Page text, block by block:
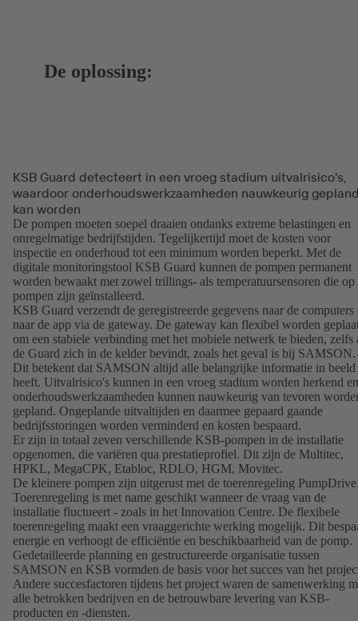
De oplossing:
KSB Guard detecteert in een vroeg stadium uitvalrisico's,
waardoor onderhoudswerkzaamheden nauwkeurig
kan worden
De pompen moeten soepel draaien ondanks extreme belastingen en
onregelmatige bedrijfstijden. Tegelijkertijd moet de kosten voor
inspectie en onderhoud tot een minimum worden beperkt. Met de
digitale monitoringstool KSB Guard kunnen de pompen permanent
worden bewaakt met zowel trillings- als temperatuursensoren die op
pompen zijn geïnstalleerd.
KSB Guard verzendt de geregistreerde gegevens naar de computers
naar de app via de gateway. De gateway kan flexibel worden
om een stabiele verbinding met het mobiele netwerk te bieden, zelfs
de Guard zich in de kelder bevindt, zoals het geval is bij SAMSON.
Dit betekent dat SAMSON altijd alle belangrijke informatie in beeld
heeft. Uitvalrisico's kunnen in een vroeg stadium worden herkend en
onderhoudswerkzaamheden kunnen nauwkeurig van tevoren
gepland. Ongeplande uitvaltijden en daarmee gepaard gaande
bedrijfsstoringen worden verminderd en kosten bespaard.
Er zijn in totaal zeven verschillende KSB-pompen in de installatie
opgenomen, die variëren qua prestatieprofiel. Dit zijn de Multitec,
HPKL, MegaCPK, Etabloc, RDLO, HGM, Movitec.
De kleinere pompen zijn uitgerust met de toerenregeling
Toerenregeling is met name geschikt wanneer de vraag van de
installatie fluctueert - zoals in het Innovation Centre. De flexibele
toerenregeling maakt een vraaggerichte werking mogelijk. Dit
energie en verhoogt de efficiëntie en beschikbaarheid van de pomp.
Gedetailleerde planning en gestructureerde organisatie tussen
SAMSON en KSB vormden de basis voor het succes van het
Andere succesfactoren tijdens het project waren de samenwerking
alle betrokken bedrijven en de betrouwbare levering van KSB-
producten en -diensten.